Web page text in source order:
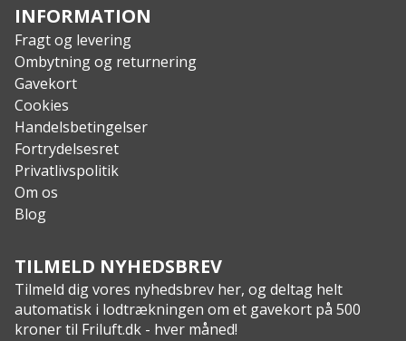
Specs:
Materiale: nylon ripstop TPU belagt
Højde: 23 cm
Diameter: 27 cm
Kapacitet: 5 L
Vægt: 160 g
INFORMATION
Fragt og levering
Ombytning og returnering
Gavekort
Cookies
Handelsbetingelser
Fortrydelsesret
Privatlivspolitik
Om os
Blog
TILMELD NYHEDSBREV
Tilmeld dig vores nyhedsbrev her, og deltag helt
automatisk i lodtrækningen om et gavekort på 500
kroner til Friluft.dk - hver måned!